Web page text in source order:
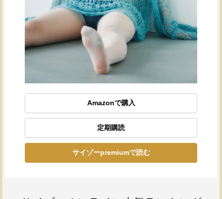
Amazonで購入
定期購読
サイゾーpremiumで読む